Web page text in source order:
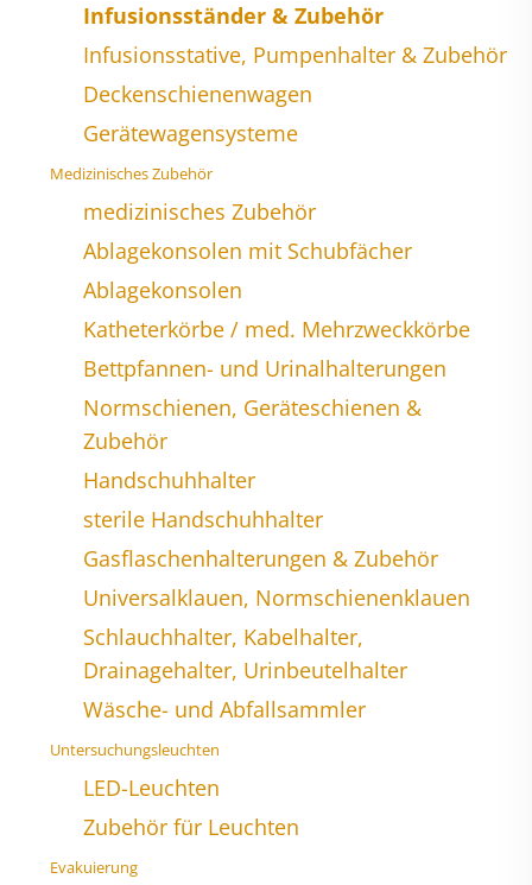
Infusionsständer & Zubehör
Infusionsstative, Pumpenhalter & Zubehör
Deckenschienenwagen
Gerätewagensysteme
Medizinisches Zubehör
medizinisches Zubehör
Ablagekonsolen mit Schubfächer
Ablagekonsolen
Katheterkörbe / med. Mehrzweckkörbe
Bettpfannen- und Urinalhalterungen
Normschienen, Geräteschienen &
Zubehör
Handschuhhalter
sterile Handschuhhalter
Gasflaschenhalterungen & Zubehör
Universalklauen, Normschienenklauen
Schlauchhalter, Kabelhalter,
Drainagehalter, Urinbeutelhalter
Wäsche- und Abfallsammler
Untersuchungsleuchten
LED-Leuchten
Zubehör für Leuchten
Evakuierung